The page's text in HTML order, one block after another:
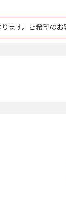
ます。ご希望の